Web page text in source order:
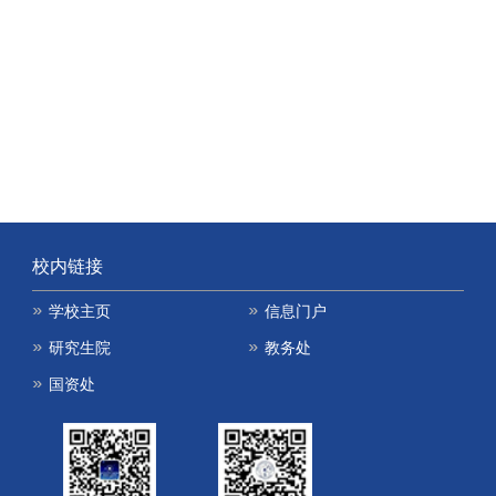
校内链接
学校主页 信息门户
研究生院 教务处
国资处